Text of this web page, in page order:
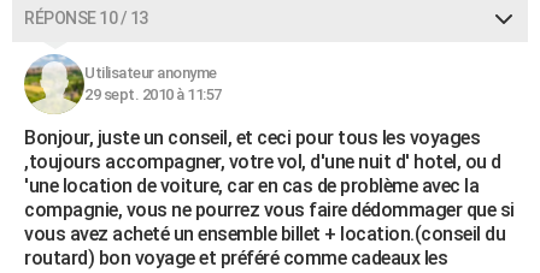
RÉPONSE 10 / 13
Utilisateur anonyme
29 sept. 2010 à 11:57
Bonjour, juste un conseil, et ceci pour tous les voyages
,toujours accompagner, votre vol, d'une nuit d' hotel, ou d
'une location de voiture, car en cas de problème avec la
compagnie, vous ne pourrez vous faire dédommager que si
vous avez acheté un ensemble billet + location.(conseil du
routard) bon voyage et préféré comme cadeaux les